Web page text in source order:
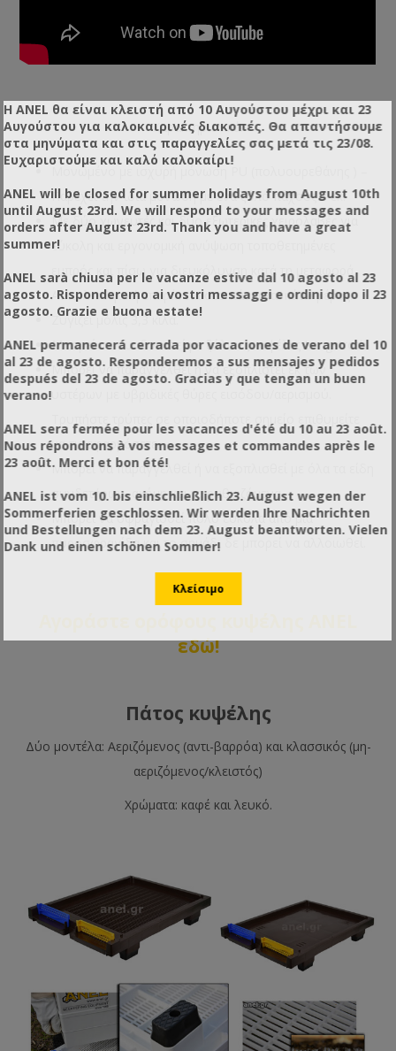
Χαρακτηριστικά:
Μονωμένο με ισχυρή μόνωση PU (πολυουρεθάνης ) –
Παρέχει την ίδια μόνωση με ένα ξύλο πάχους 7 εκ.
Με δύο χωνευτές και δύο εξωτερικές χειρολαβές για
εύκολη και εργονομική ανύψωση τοποθετημένες
εμπρός και πίσω για διευκόλυνση κατά τη μεταφορά.
Αντιολισθητική επιφάνεια στο πάνω και κάτω μέρος.
Ζυγίζει μόλις 3,3 κιλά.
Μπορεί να συνδυαστεί με ξύλινες κυψέλες Langstroth.
Μπορεί να παραγγελθεί ή να εξοπλιστεί εκ των
να τις εφαρμόσετε.
Μπορεί να παραγγελθεί ή να εξοπλισθεί με όλα τα είδη
συνδετήρων, ακόμη και τα ρυθμιζόμενα.
Μπορεί να σφραγισθεί πολύ εύκολα από μια
πυροσφραγίδα και το σημάδι δε μπορεί να αλλοιωθεί.
εδώ!
Πάτος κυψέλης
Δύο μοντέλα: Αεριζόμενος (αντι-βαρρόα) και κλασσικός (μη-
αεριζόμενος/κλειστός)
Χρώματα: καφέ και λευκό.
Η ANEL θα είναι κλειστή από 10 Αυγούστου μέχρι και 23
Αυγούστου για καλοκαιρινές διακοπές. Θα απαντήσουμε
στα μηνύματα και στις παραγγελίες σας μετά τις 23/08.
Ευχαριστούμε και καλό καλοκαίρι!
ANEL will be closed for summer holidays from August 10th
until August 23rd. We will respond to your messages and
orders after August 23rd. Thank you and have a great
summer!
ANEL sarà chiusa per le vacanze estive dal 10 agosto al 23
agosto. Risponderemo ai vostri messaggi e ordini dopo il 23
agosto. Grazie e buona estate!
ANEL permanecerá cerrada por vacaciones de verano del 10
al 23 de agosto. Responderemos a sus mensajes y pedidos
después del 23 de agosto. Gracias y que tengan un buen
verano!
ANEL sera fermée pour les vacances d'été du 10 au 23 août.
Nous répondrons à vos messages et commandes après le
23 août. Merci et bon été!
ANEL ist vom 10. bis einschließlich 23. August wegen der
Sommerferien geschlossen. Wir werden Ihre Nachrichten
und Bestellungen nach dem 23. August beantworten. Vielen
Dank und einen schönen Sommer!